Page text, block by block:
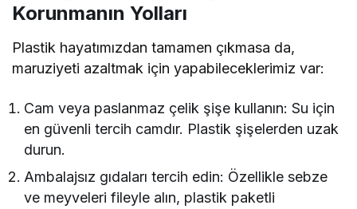
Korunmanın Yolları
Plastik hayatımızdan tamamen çıkmasa da,
maruziyeti azaltmak için yapabileceklerimiz var:
Cam veya paslanmaz çelik şişe kullanın: Su için
en güvenli tercih camdır. Plastik şişelerden uzak
durun.
Ambalajsız gıdaları tercih edin: Özellikle sebze
ve meyveleri fileyle alın, plastik paketli